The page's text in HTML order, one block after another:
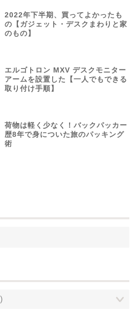
2022年下半期、買ってよかったも
の【ガジェット・デスクまわりと家
のもの】
エルゴトロン MXV デスクモニター
アームを設置した【一人でもできる
取り付け手順】
荷物は軽く少なく！バックパッカー
歴8年で身についた旅のパッキング
術